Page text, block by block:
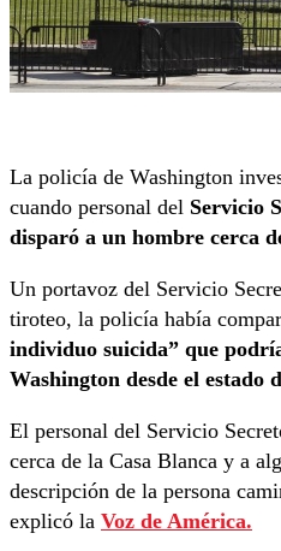
La policía de Washington
cuando personal del Servicio
disparó a un hombre cerca
Un portavoz del Servicio
tiroteo, la policía había
individuo suicida” que
Washington desde el estado
El personal del Servicio
cerca de la Casa Blanca y a
descripción de la persona
explicó la Voz de América.